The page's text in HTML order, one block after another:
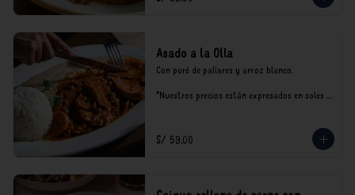
Asado a la Olla
Con puré de pallares y arroz blanco.
*Nuestros precios están expresados en soles e
S/ 59.00